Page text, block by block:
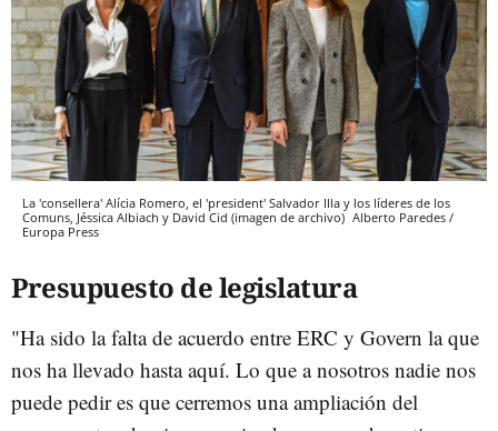
La 'consellera' Alícia Romero, el 'president' Salvador Illa y los líderes de los
Comuns, Jéssica Albiach y David Cid (imagen de archivo) Alberto Paredes /
Europa Press
Presupuesto de legislatura
"Ha sido la falta de acuerdo entre ERC y Govern la que
nos ha llevado hasta aquí. Lo que a nosotros nadie nos
puede pedir es que cerremos una ampliación del